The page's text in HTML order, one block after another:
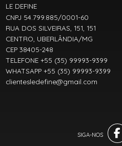
LE DEFINE
CNPJ 54.799.885/0001-60
RUA DOS SILVEIRAS, 151, 151
CENTRO, UBERLÂNDIA/MG
CEP 38405-248
TELEFONE +55 (35) 99993-9399
WHATSAPP +55 (35) 99993-9399
clientesledefine@gmail.com